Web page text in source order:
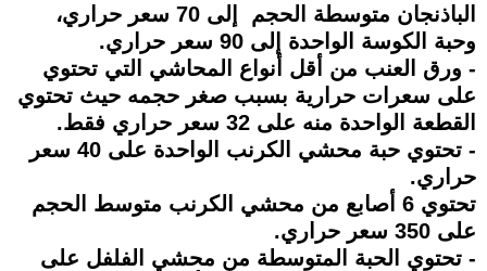
الباذنجان متوسطة الحجم إلى 70 سعر حراري،
وحبة الكوسة الواحدة إلى 90 سعر حراري.
- ورق العنب من أقل أنواع المحاشي التي تحتوي
على سعرات حرارية بسبب صغر حجمه حيث تحتوي
القطعة الواحدة منه على 32 سعر حراري فقط.
- تحتوي حبة محشي الكرنب الواحدة على 40 سعر
حراري.
تحتوي 6 أصابع من محشي الكرنب متوسط الحجم
على 350 سعر حراري.
- تحتوي الحبة المتوسطة من محشي الفلفل على